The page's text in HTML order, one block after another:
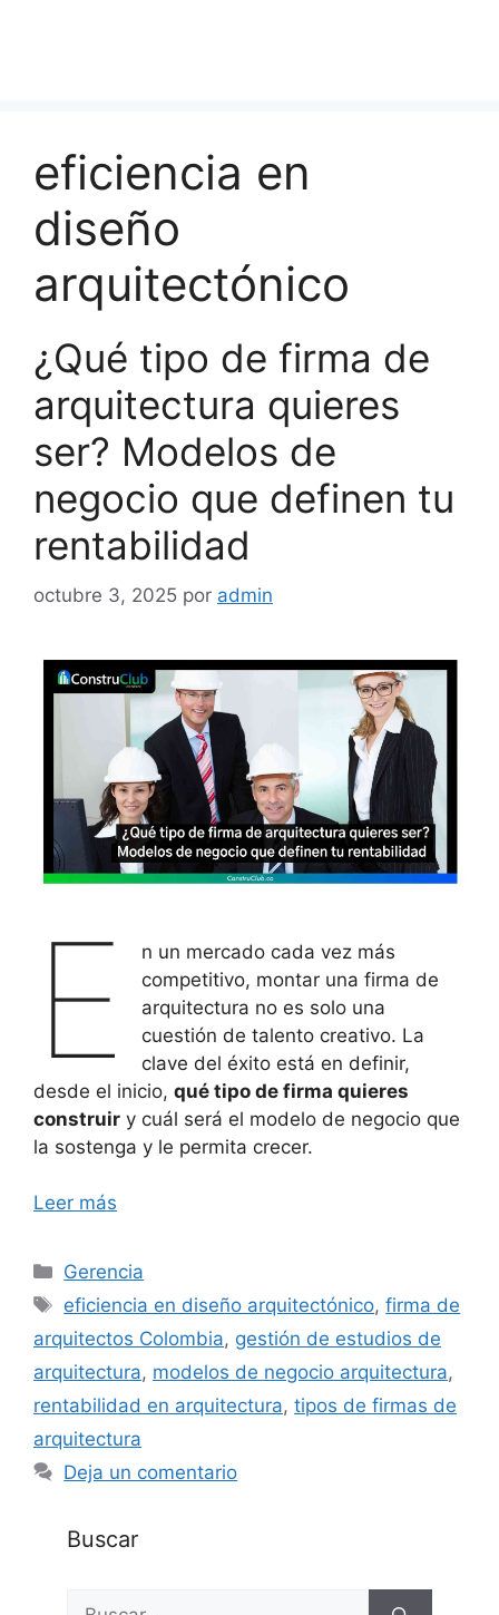
eficiencia en
diseño
arquitectónico
¿Qué tipo de firma de
arquitectura quieres
ser? Modelos de
negocio que definen tu
rentabilidad
octubre 3, 2025 por admin
E
n un mercado cada vez más
competitivo, montar una firma de
arquitectura no es solo una
cuestión de talento creativo. La
clave del éxito está en definir,
desde el inicio, qué tipo de firma quieres
construir y cuál será el modelo de negocio que
la sostenga y le permita crecer.
Leer más
Categorías
Gerencia
Etiquetas
eficiencia en diseño arquitectónico,firma de
arquitectos Colombia, gestión de estudios de
arquitectura, modelos de negocio arquitectura,
rentabilidad en arquitectura, tipos de firmas de
arquitectura
Deja un comentario
Buscar
Buscar: